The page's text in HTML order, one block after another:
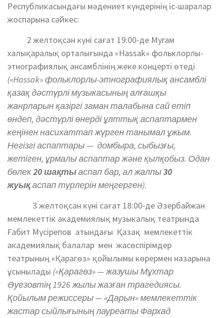
Республикасындағы мәдениет күндерінің іс-шаралар
жоспарына сәйкес:
2 желтоқсан күні сағат 19:00-де Мугам
халықаралық орталығында «Hassak» фольклорлы-
этнографиялық ансамблінің жеке концерті өтеді
(«Hassak» фольклорлы-этнографиялық ансамблі
қазақ дәстүрлі музыкасының алғашқы
жанрларын қазіргі заман талабына сай етіп
өндеп, дәстүрлі өнерді ұлттық аспаптармен
кеңінен насихаттап жүрген танымал ұжым.
Негізгі аспаптары — домбыра, сыбызғы,
жетіген, ұрмалы аспаптар және қылқобыз. Одан
бөлек20 шақтыаспап бар, ал жалпы30
жуықаспап түрлерін меңгерген).
3 желтоқсан күні сағат 18:00-де Әзербайжан
мемлекеттік академиялық музыкалық театрында
Ғабит Мүсірепов атындағы Қазақ мемлекеттік
академиялық балалар мен жасөспірімдер
театрының «Қарагөз» қойылымы көрермен назарына
ұсынылады («Қарагөз» — жазушы Мұхтар
Әуезовтің 1926 жылы жазған трагедиясы.
Қойылым режиссеры — «Дарын» мемлекеттік
жастар сыйлығының лауреаты Фархад